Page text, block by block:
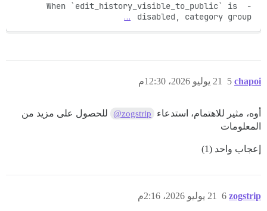
- When `edit_history_visible_to_public` is
disabled, category group
…
chapoi 21 يوليو 2026، 12:30م 5
أوه، مثير للاهتمام، استدعاء @zogstrip
للحصول على مزيد من
المعلومات
إعجاب واحد (1)
zogstrip 21 يوليو 2026، 2:16م 6